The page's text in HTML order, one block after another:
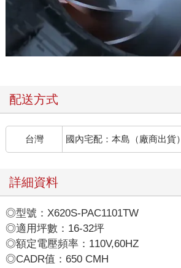
配送方式
台灣 國內宅配：本島（廠商出貨）
詳細資料
◎型號：X620S-PAC1101TW
◎適用坪數：16-32坪
◎額定電壓頻率：110V,60HZ
◎CADR值：650 CMH